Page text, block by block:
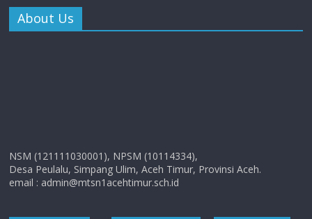
About Us
NSM (121111030001), NPSM (10114334),
Desa Peulalu, Simpang Ulim, Aceh Timur, Provinsi Aceh.
email : admin@mtsn1acehtimur.sch.id